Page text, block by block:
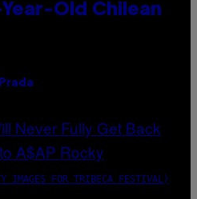
Old Chilean
IMAGES FOR TRIBECA FESTIVAL)